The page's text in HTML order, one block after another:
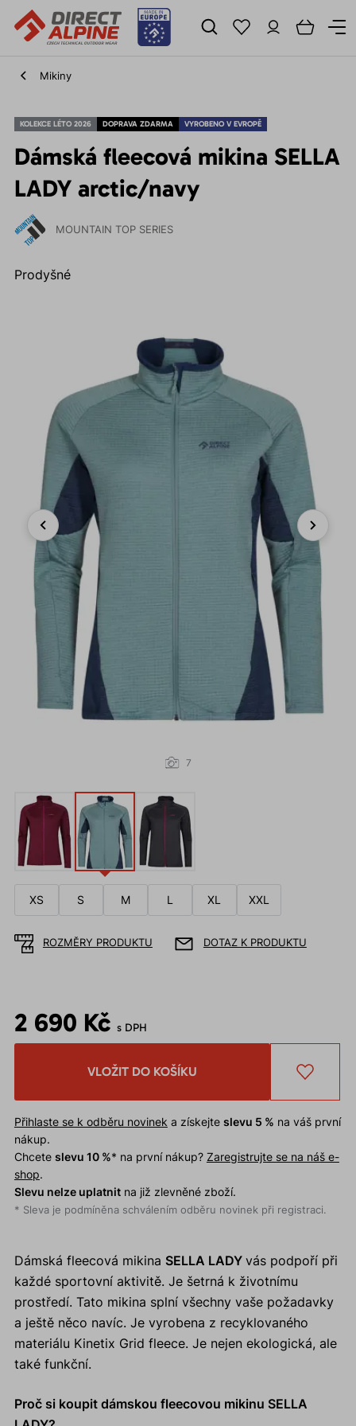
Mikiny
KOLEKCE LÉTO 2026 DOPRAVA ZDARMA VYROBENO V EVROPĚ
Dámská fleecová mikina SELLA
LADY arctic/navy
MOUNTAIN TOP SERIES
Prodyšné
Previous Next
7
XS S M L XL XXL
ROZMĚRY PRODUKTU DOTAZ K PRODUKTU
2 690 Kč s DPH
VLOŽIT DO KOŠÍKU
Přihlaste se k odběru novinek a získejte slevu 5 % na váš první
nákup.
Chcete slevu 10 %* na první nákup? Zaregistrujte se na náš e-
shop.
Slevu nelze uplatnitna již zlevněné zboží.
* Sleva je podmíněna schválením odběru novinek při registraci.
Dámská fleecová mikina SELLA LADY vás podpoří při
každé sportovní aktivitě. Je šetrná k životnímu
prostředí. Tato mikina splní všechny vaše požadavky
a ještě něco navíc. Je vyrobena z recyklovaného
materiálu Kinetix Grid fleece. Je nejen ekologická, ale
také funkční.
Proč si koupit dámskou fleecovou mikinu SELLA